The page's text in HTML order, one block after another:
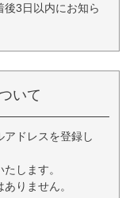
後3日以内にお知ら
いて
アドレスを登録し
します。
りません。